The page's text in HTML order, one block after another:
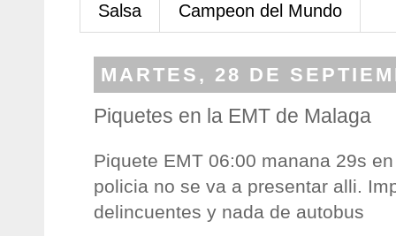
Salsa Campeon del Mundo
MARTES, 28 DE
Piquetes en la EMT de Malaga
Piquete EMT 06:00 manana 29s
policia no se va a presentar alli.
delincuentes y nada de autobus